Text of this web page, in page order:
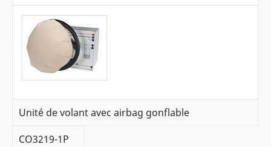
Unité de volant avec airbag gonflable
CO3219-1P